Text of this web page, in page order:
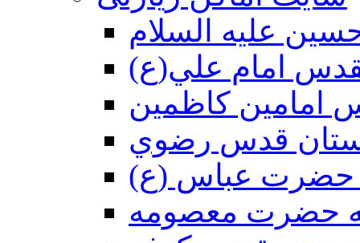
عليه السلام
امام علي(ع)
امامين كاظمين
قدس رضوي
حضرت عباس (ع)
حضرت معصومه